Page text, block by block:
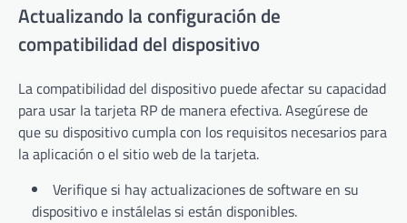
Actualizando la configuración de
compatibilidad del dispositivo
La compatibilidad del dispositivo puede afectar su capacidad
para usar la tarjeta RP de manera efectiva. Asegúrese de
que su dispositivo cumpla con los requisitos necesarios para
la aplicación o el sitio web de la tarjeta.
Verifique si hay actualizaciones de software en su
dispositivo e instálelas si están disponibles.